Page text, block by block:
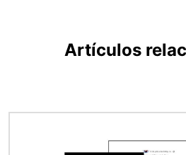
Artículos